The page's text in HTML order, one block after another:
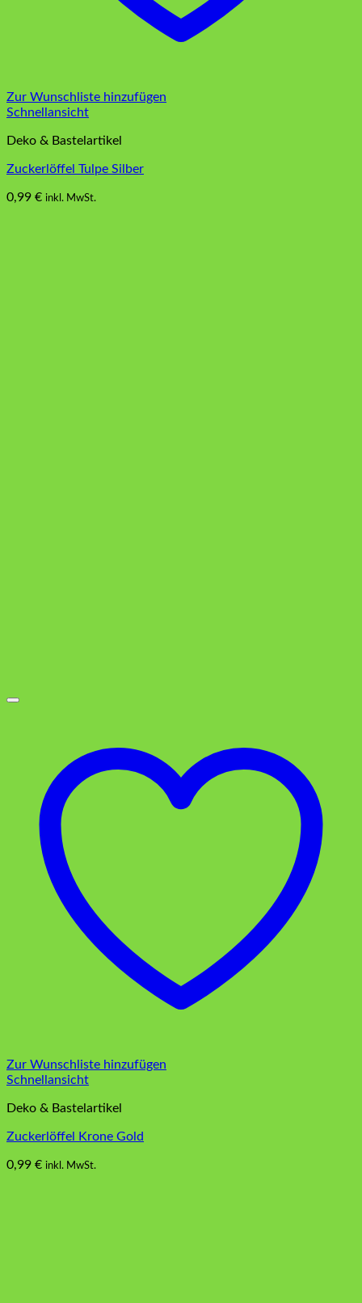
Zur Wunschliste hinzufügen
Schnellansicht
Deko & Bastelartikel
Zuckerlöffel Tulpe Silber
0,99 € inkl. MwSt.
Zur Wunschliste hinzufügen
Schnellansicht
Deko & Bastelartikel
Zuckerlöffel Krone Gold
0,99 € inkl. MwSt.